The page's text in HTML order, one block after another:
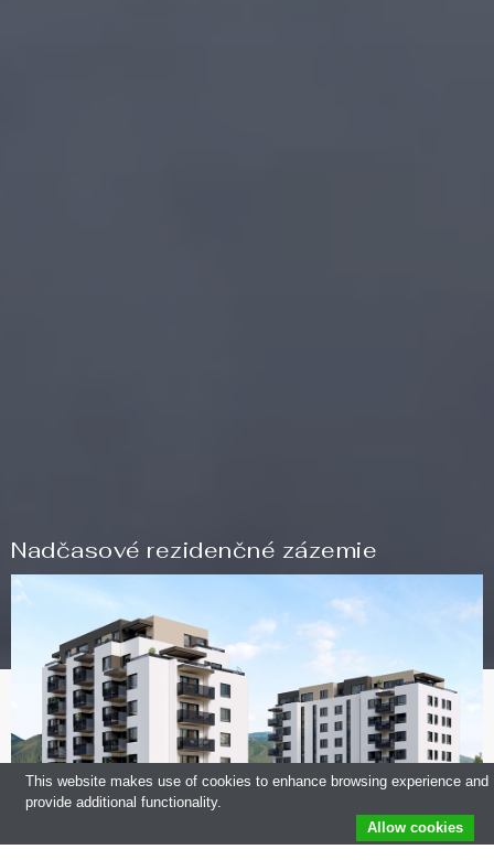
Nadčasové rezidenčné zázemie
This website makes use of cookies to enhance browsing experience and
provide additional functionality.
Allow cookies